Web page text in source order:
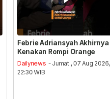
Febrie Adriansyah Akhirnya
Kenakan Rompi Orange
Dailynews - Jumat , 07 Aug 2026,
22:30 WIB